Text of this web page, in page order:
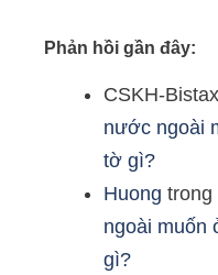
Phản hồi gần đây:
CSKH-Bistax
nước ngoài
tờ gì?
Huong trong
ngoài muốn
gì?